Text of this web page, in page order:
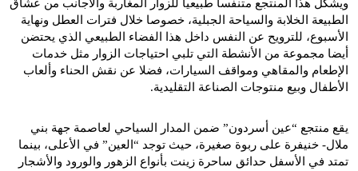
ويشكل هذا المنتجع متنفسا طبيعيا للزوار المغاربة والأجانب من عشاق
الطبيعة الخلابة والسياحة الجبلية، خصوصا خلال فترات العطل ونهاية
الأسبوع، للترويح عن النفس داخل هذا الفضاء الطبيعي الذي يحتضن
أيضا مجموعة من الأنشطة التي تلبي احتياجات الزوار مثل خدمات
الإطعام والمقاهي ومواقف السيارات، فضلا عن نقش الحناء وألعاب
الأطفال وبيع منتوجات الصناعة التقليدية.
يقع منتجع “عين أسردون” ضمن المدار السياحي لعاصمة جهة بني
ملال- خنيفرة على ربوة صغيرة، حيث توجد “العين” في الأعلى، بينما
تمتد في الأسفل حدائق ساحرة زينت بأنواع الزهور والورود والأشجار